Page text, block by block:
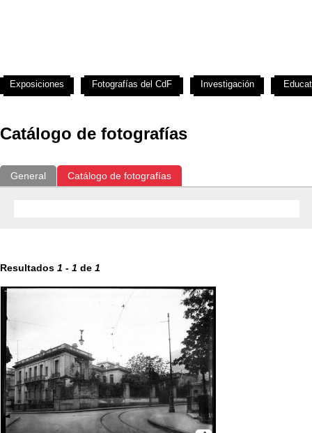
Catálogo de fotografías
General Catálogo de fotografías
Resultados 1 - 1 de 1
Exposiciones Fotografías del CdF Investigación